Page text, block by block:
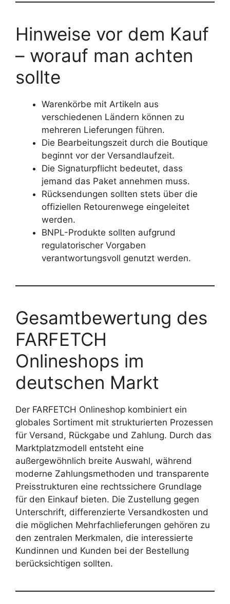
Hinweise vor dem Kauf
– worauf man achten
sollte
Warenkörbe mit Artikeln aus
verschiedenen Ländern können zu
mehreren Lieferungen führen.
Die Bearbeitungszeit durch die Boutique
beginnt vor der Versandlaufzeit.
Die Signaturpflicht bedeutet, dass
jemand das Paket annehmen muss.
Rücksendungen sollten stets über die
offiziellen Retourenwege eingeleitet
werden.
BNPL-Produkte sollten aufgrund
regulatorischer Vorgaben
verantwortungsvoll genutzt werden.
Gesamtbewertung des
FARFETCH
Onlineshops im
deutschen Markt
Der FARFETCH Onlineshop kombiniert ein
globales Sortiment mit strukturierten Prozessen
für Versand, Rückgabe und Zahlung. Durch das
Marktplatzmodell entsteht eine
außergewöhnlich breite Auswahl, während
moderne Zahlungsmethoden und transparente
Preisstrukturen eine rechtssichere Grundlage
für den Einkauf bieten. Die Zustellung gegen
Unterschrift, differenzierte Versandkosten und
die möglichen Mehrfachlieferungen gehören zu
den zentralen Merkmalen, die interessierte
Kundinnen und Kunden bei der Bestellung
berücksichtigen sollten.